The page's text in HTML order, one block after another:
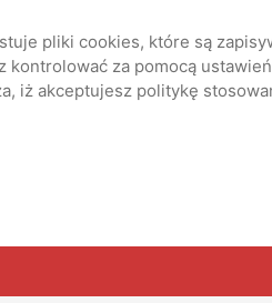
pliki cookies, które są
kontrolować za pomocą
iż akceptujesz politykę